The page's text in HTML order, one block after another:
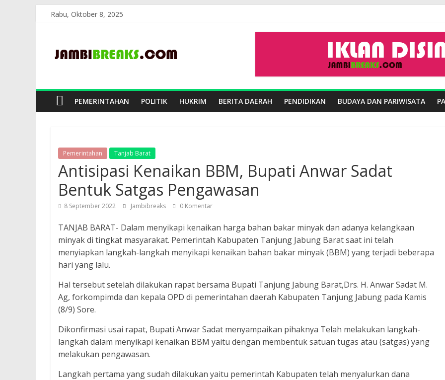
Rabu, Oktober 8, 2025
JambiBreaks
PEMERINTAHAN POLITIK HUKRIM BERITA DAERAH PENDIDIKAN BUDAYA DAN PARIWISATA
Pemerintahan Tanjab Barat
Antisipasi Kenaikan BBM, Bupati Anwar Sadat
Bentuk Satgas Pengawasan
8 September 2022 Jambibreaks 0 Komentar
TANJAB BARAT- Dalam menyikapi kenaikan harga bahan bakar minyak dan adanya kelangkaan
minyak di tingkat masyarakat. Pemerintah Kabupaten Tanjung Jabung Barat saat ini telah
menyiapkan langkah-langkah menyikapi kenaikan bahan bakar minyak (BBM) yang terjadi beberapa
hari yang lalu.
Hal tersebut setelah dilakukan rapat bersama Bupati Tanjung Jabung Barat,Drs. H. Anwar Sadat M.
Ag, forkompimda dan kepala OPD di pemerintahan daerah Kabupaten Tanjung Jabung pada Kamis
(8/9) Sore.
Dikonfirmasi usai rapat, Bupati Anwar Sadat menyampaikan pihaknya Telah melakukan langkah-
langkah dalam menyikapi kenaikan BBM yaitu dengan membentuk satuan tugas atau (satgas) yang
melakukan pengawasan.
Langkah pertama yang sudah dilakukan yaitu pemerintah Kabupaten telah menyalurkan dana